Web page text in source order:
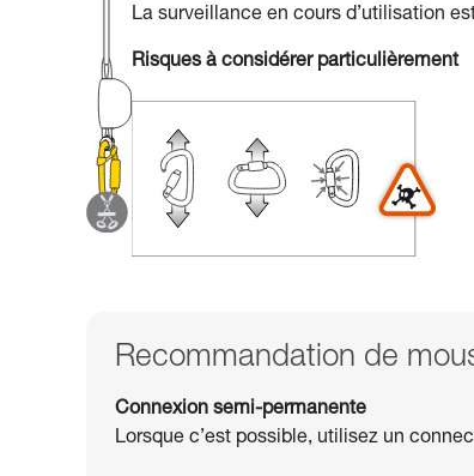
La surveillance en cours d’utilisation
Risques à considérer particulièrement
Recommandation de
Connexion semi-permanente
Lorsque c’est possible, utilisez un